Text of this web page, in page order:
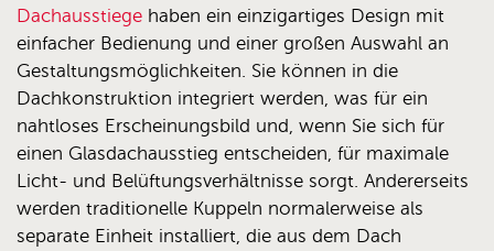
Dachausstiege haben ein einzigartiges Design mit
einfacher Bedienung und einer großen Auswahl an
Gestaltungsmöglichkeiten. Sie können in die
Dachkonstruktion integriert werden, was für ein
nahtloses Erscheinungsbild und, wenn Sie sich für
einen Glasdachausstieg entscheiden, für maximale
Licht- und Belüftungsverhältnisse sorgt. Andererseits
werden traditionelle Kuppeln normalerweise als
separate Einheit installiert, die aus dem Dach